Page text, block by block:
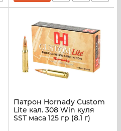
Патрон Hornady Custom
Lite кал. 308 Win куля
SST маса 125 гр (8.1 г)